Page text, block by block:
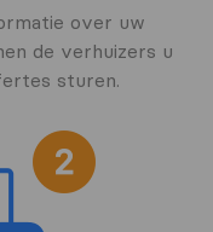
over uw
de verhuizers u
sturen.